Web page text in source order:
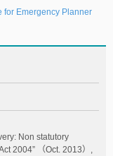
for Emergency Planner
Non statutory
2004” （Oct. 2013）,